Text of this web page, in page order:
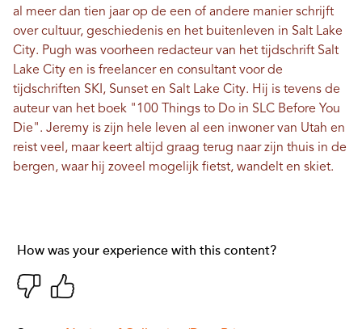
al meer dan tien jaar op de een of andere manier schrijft
over cultuur, geschiedenis en het buitenleven in Salt Lake
City. Pugh was voorheen redacteur van het tijdschrift Salt
Lake City en is freelancer en consultant voor de
tijdschriften SKI, Sunset en Salt Lake City. Hij is tevens de
auteur van het boek "100 Things to Do in SLC Before You
Die". Jeremy is zijn hele leven al een inwoner van Utah en
reist veel, maar keert altijd graag terug naar zijn thuis in de
bergen, waar hij zoveel mogelijk fietst, wandelt en skiet.